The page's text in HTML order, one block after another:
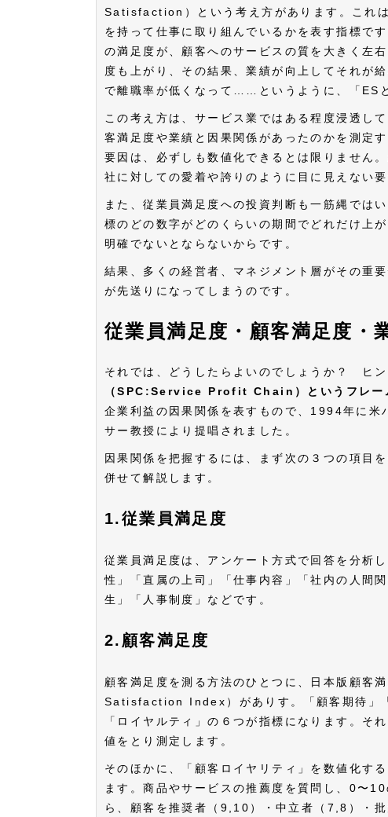
Satisfaction）という考え方があります。これ
を持って仕事に取り組んでいるかを表す指標で
の満足度が、顧客へのサービスの質を大きく左
度も上がり、その結果、業績が向上してそれが
で離職率が低くなって……というように、「ES
この考え方は、サービス業ではある程度浸透し
客満足度や業績と因果関係があったのかを測定
要因は、必ずしも数値化できるとは限りません
社に対しての愛着や誇りのように目に見えない
また、従業員満足度への投資判断も一筋縄では
標のどの数字がどのくらいの期間でどれだけ上
明確でないとならないからです。
結果、多くの経営者、マネジメント層がその重
が先送りになってしまうのです。
従業員満足度・顧客満足度・
それでは、どうしたらよいのでしょうか？ ヒン
（SPC:Service Profit Chain）というフレー
企業利益の因果関係を表すもので、1994年に米
サー教授により提唱されました。
因果関係を把握するには、まず次の３つの項目
併せて解説します。
1.従業員満足度
従業員満足度は、アンケート方式で回答を分析
性」「直属の上司」「仕事内容」「社内の人間
生」「人事制度」などです。
2.顧客満足度
顧客満足度を測る方法のひとつに、日本版顧
Satisfaction Index）がありす。「顧客期待」
「ロイヤルティ」の６つが指標になります。そ
値をとり測定します。
そのほかに、「顧客ロイヤリティ」を数値化
ます。商品やサービスの推薦度を質問し、0〜
ら、顧客を推奨者（9,10）・中立者（7,8）・